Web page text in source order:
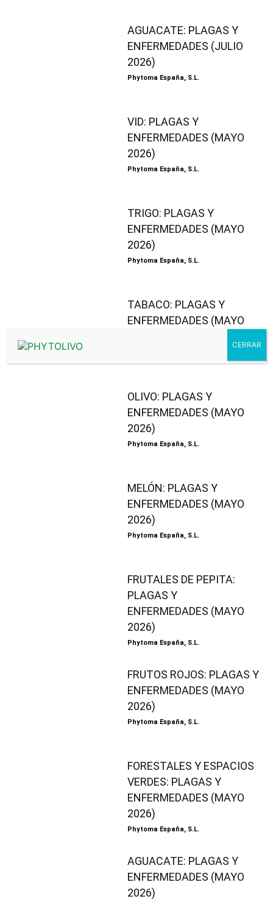
AGUACATE: PLAGAS Y
ENFERMEDADES (JULIO
2026)
Phytoma España, S.L.
VID: PLAGAS Y
ENFERMEDADES (MAYO
2026)
Phytoma España, S.L.
TRIGO: PLAGAS Y
ENFERMEDADES (MAYO
2026)
Phytoma España, S.L.
TABACO: PLAGAS Y
ENFERMEDADES (MAYO
OLIVO: PLAGAS Y
ENFERMEDADES (MAYO
2026)
Phytoma España, S.L.
MELÓN: PLAGAS Y
ENFERMEDADES (MAYO
2026)
Phytoma España, S.L.
FRUTALES DE PEPITA:
PLAGAS Y
ENFERMEDADES (MAYO
2026)
Phytoma España, S.L.
FRUTOS ROJOS: PLAGAS Y
ENFERMEDADES (MAYO
2026)
Phytoma España, S.L.
FORESTALES Y ESPACIOS
VERDES: PLAGAS Y
ENFERMEDADES (MAYO
2026)
Phytoma España, S.L.
AGUACATE: PLAGAS Y
ENFERMEDADES (MAYO
2026)